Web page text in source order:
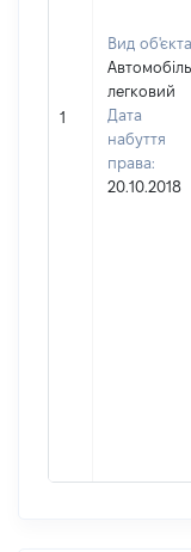
1
Вид
Автомобіль
легковий
Дата
набуття
права:
20.10.2018